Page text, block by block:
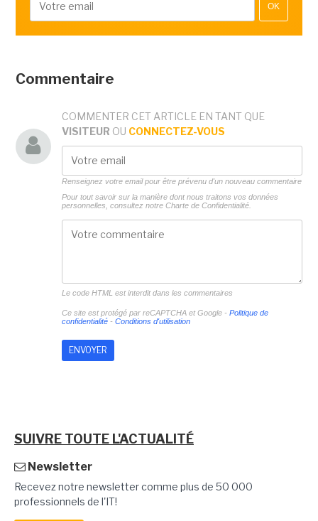
OK
Commentaire
COMMENTER CET ARTICLE EN TANT QUE
VISITEUR OU CONNECTEZ-VOUS
Renseignez votre email pour être prévenu d'un nouveau commentaire
Pour tout savoir sur la manière dont nous traitons vos données
personnelles, consultez notre Charte de Confidentialité.
Le code HTML est interdit dans les commentaires
Ce site est protégé par reCAPTCHA et Google - Politique de
confidentialité- Conditions d'utilisation
SUIVRE TOUTE L'ACTUALITÉ
Newsletter
Recevez notre newsletter comme plus de 50 000
professionnels de l'IT!